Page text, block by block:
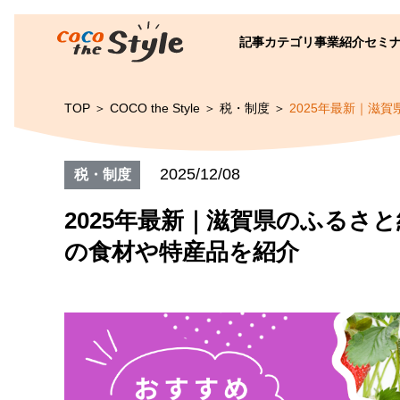
記事カテゴリ事業紹介セミ
TOP COCO the Style 税・制度 2025年最新｜滋賀
税・制度 2025/12/08
2025年最新｜滋賀県のふるさ
の食材や特産品を紹介